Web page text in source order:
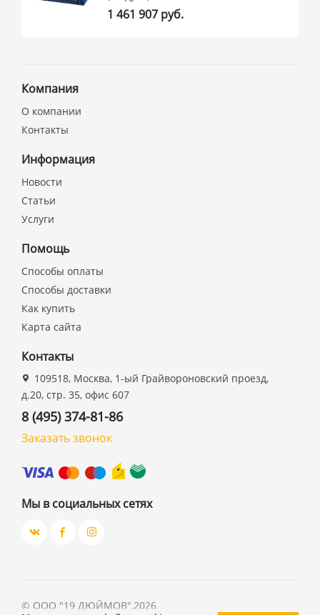
1 461 907 руб.
Компания
О компании
Контакты
Информация
Новости
Статьи
Услуги
Помощь
Способы оплаты
Способы доставки
Как купить
Карта сайта
Контакты
109518, Москва, 1-ый Грайвороновский проезд,
д.20, стр. 35, офис 607
8 (495) 374-81-86
Заказать звонок
Мы в социальных сетях
© ООО "19 ДЮЙМОВ",2026